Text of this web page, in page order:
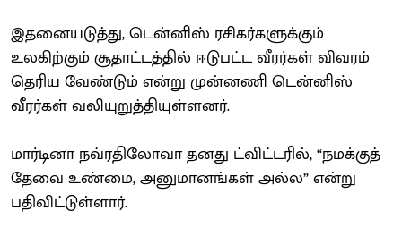
இதனையடுத்து, டென்னிஸ் ரசிகர்களுக்கும்
உலகிற்கும் சூதாட்டத்தில் ஈடுபட்ட வீரர்கள் விவரம்
தெரிய வேண்டும் என்று முன்னணி டென்னிஸ்
வீரர்கள் வலியுறுத்தியுள்ளனர்.
மார்டினா நவ்ரதிலோவா தனது ட்விட்டரில், “நமக்குத்
தேவை உண்மை, அனுமானங்கள் அல்ல” என்று
பதிவிட்டுள்ளார்.